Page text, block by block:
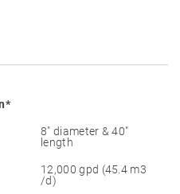
8″ diameter & 40″
length
12,000 gpd (45.4 m3
/d)